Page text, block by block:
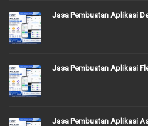
Jasa Pembuatan Aplikasi
Jasa Pembuatan Aplikasi
Jasa Pembuatan Aplikasi